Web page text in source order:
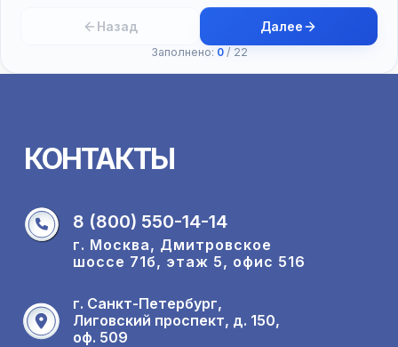
Заполнено: 0/ 22
Назад Далее
КОНТАКТЫ
8 (800) 550-14-14
г. Москва, Дмитровское
шоссе 71б, этаж 5, офис 516
г. Санкт-Петербург,
Лиговский проспект, д. 150,
оф. 509